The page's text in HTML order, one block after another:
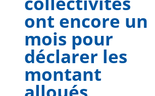
ont encore un
mois pour
déclarer les
montant